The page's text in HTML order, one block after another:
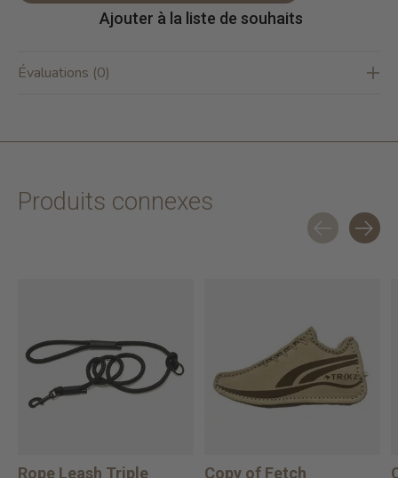
Ajouter à la liste de souhaits
Évaluations (0)
Produits connexes
Rope Leash Triple
Copy of Fetch